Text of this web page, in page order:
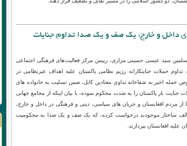
داخل و خارج، یک صف و یک صدا تداوم جنایات
حمله اخیر به شفاخانه تداوی معتادین کابل، ضمن تسلیت به خانواده های
جنایت بار پاکستان را به شدت محکوم نموده، با بیان اینکه از مجامع جهانی